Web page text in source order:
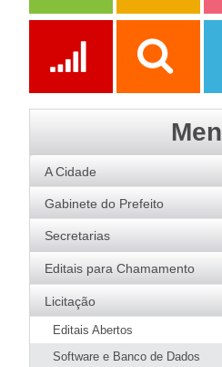
Serviços Publicações
A Cidade
História
Bandeira
Acervo de Imagens
Galeria de Prefeitos
Patrimônio Cultural
Agenda de Eventos
Gabinete do Prefeito
Prefeito
Agenda do Prefeito
Secretarias
Agricultura
Educação
Esportes
Editais para Chamamento
Licitação
Editais Abertos
Software e Banco de Dados